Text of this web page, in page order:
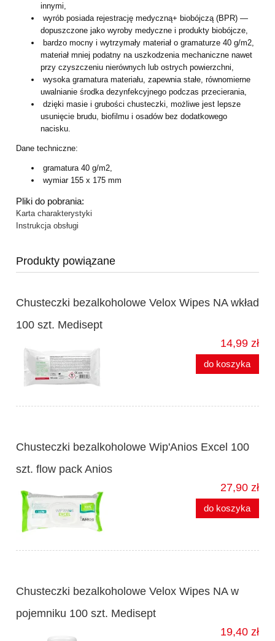
innymi,
wyrób posiada rejestrację medyczną+ biobójczą (BPR) —
dopuszczone jako wyroby medyczne i produkty biobójcze,
bardzo mocny i wytrzymały materiał o gramaturze 40 g/m2,
materiał mniej podatny na uszkodzenia mechaniczne nawet
przy czyszczeniu nierównych lub ostrych powierzchni,
wysoka gramatura materiału, zapewnia stałe, równomierne
uwalnianie środka dezynfekcyjnego podczas przecierania,
dzięki masie i grubości chusteczki, możliwe jest lepsze
usunięcie brudu, biofilmu i osadów bez dodatkowego
nacisku.
Dane techniczne:
gramatura 40 g/m2,
wymiar 155 x 175 mm
Pliki do pobrania:
Karta charakterystyki
Instrukcja obsługi
Produkty powiązane
Chusteczki bezalkoholowe Velox Wipes NA wkład
100 szt. Medisept
14,99 zł
do koszyka
Chusteczki bezalkoholowe Wip'Anios Excel 100
szt. flow pack Anios
27,90 zł
do koszyka
Chusteczki bezalkoholowe Velox Wipes NA w
pojemniku 100 szt. Medisept
19,40 zł